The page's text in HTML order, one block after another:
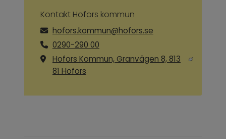
Kontakt Hofors kommun
hofors.kommun@hofors.se
0290-290 00
Hofors Kommun, Granvägen 8, 813
81 Hofors